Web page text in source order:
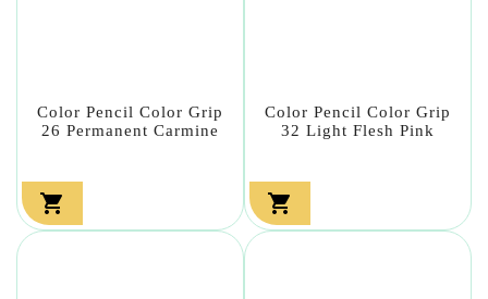
Color Pencil Color Grip
26 Permanent Carmine

Color Pencil Color Grip
32 Light Flesh Pink
